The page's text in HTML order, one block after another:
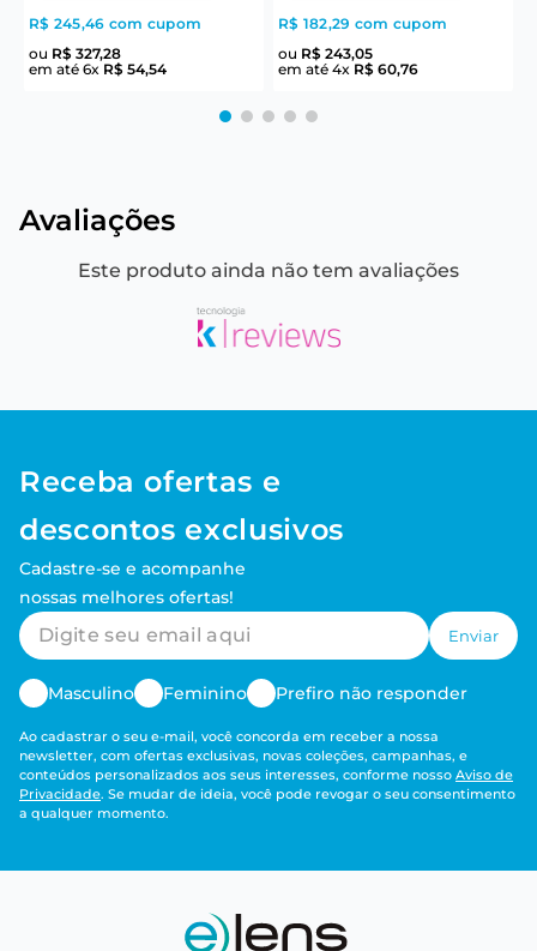
R$ 245,46 com cupom
ou R$ 327,28
em até 6x R$ 54,54
R$ 182,29 com cupom
ou R$ 243,05
em até 4x R$ 60,76
Avaliações
Este produto ainda não tem avaliações
Receba ofertas e
descontos exclusivos
Cadastre-se e acompanhe
nossas melhores ofertas!
Enviar
Masculino Feminino Prefiro não responder
Ao cadastrar o seu e-mail, você concorda em receber a nossa
newsletter, com ofertas exclusivas, novas coleções, campanhas, e
conteúdos personalizados aos seus interesses, conforme nosso Aviso de
Privacidade. Se mudar de ideia, você pode revogar o seu consentimento
a qualquer momento.